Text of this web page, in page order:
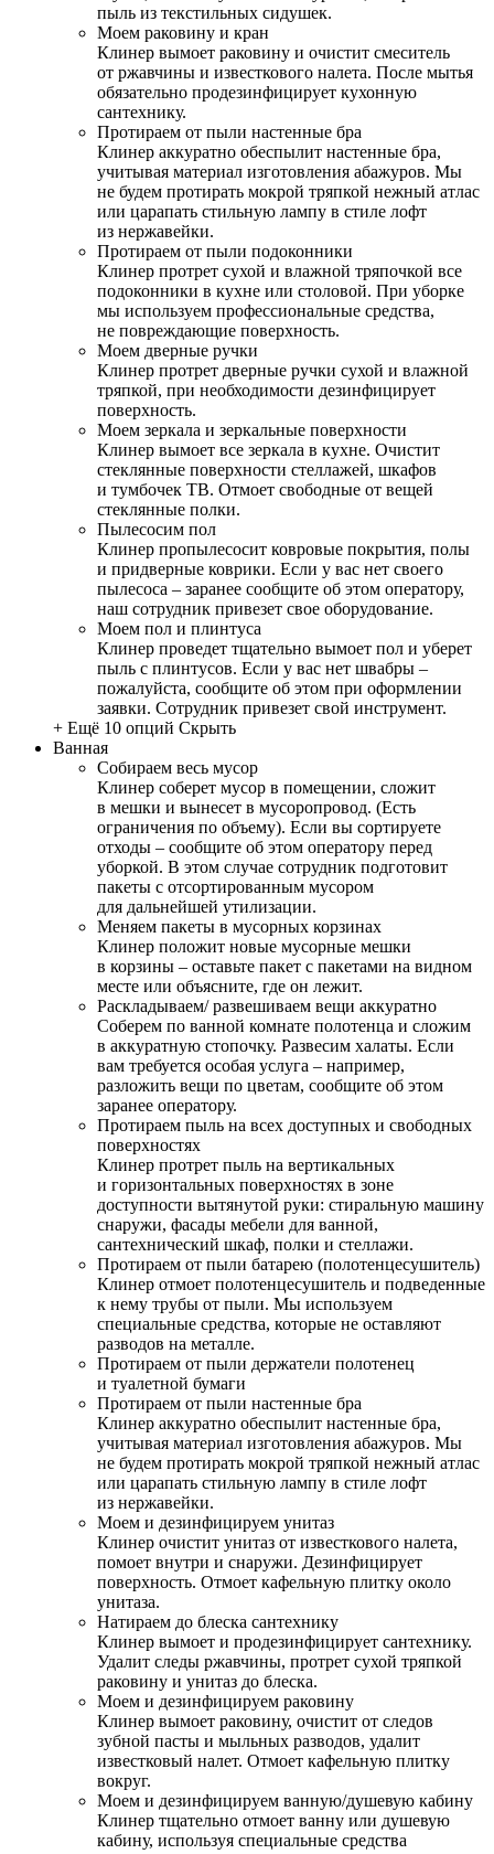
пыль из текстильных сидушек.
Моем раковину и кран
Клинер вымоет раковину и очистит смеситель
от ржавчины и известкового налета. После мытья
обязательно продезинфицирует кухонную
сантехнику.
Протираем от пыли настенные бра
Клинер аккуратно обеспылит настенные бра,
учитывая материал изготовления абажуров. Мы
не будем протирать мокрой тряпкой нежный атлас
или царапать стильную лампу в стиле лофт
из нержавейки.
Протираем от пыли подоконники
Клинер протрет сухой и влажной тряпочкой все
подоконники в кухне или столовой. При уборке
мы используем профессиональные средства,
не повреждающие поверхность.
Моем дверные ручки
Клинер протрет дверные ручки сухой и влажной
тряпкой, при необходимости дезинфицирует
поверхность.
Моем зеркала и зеркальные поверхности
Клинер вымоет все зеркала в кухне. Очистит
стеклянные поверхности стеллажей, шкафов
и тумбочек ТВ. Отмоет свободные от вещей
стеклянные полки.
Пылесосим пол
Клинер пропылесосит ковровые покрытия, полы
и придверные коврики. Если у вас нет своего
пылесоса – заранее сообщите об этом оператору,
наш сотрудник привезет свое оборудование.
Моем пол и плинтуса
Клинер проведет тщательно вымоет пол и уберет
пыль с плинтусов. Если у вас нет швабры –
пожалуйста, сообщите об этом при оформлении
заявки. Сотрудник привезет свой инструмент.
+ Ещё 10 опций Скрыть
Ванная
Собираем весь мусор
Клинер соберет мусор в помещении, сложит
в мешки и вынесет в мусоропровод. (Есть
ограничения по объему). Если вы сортируете
отходы – сообщите об этом оператору перед
уборкой. В этом случае сотрудник подготовит
пакеты с отсортированным мусором
для дальнейшей утилизации.
Меняем пакеты в мусорных корзинах
Клинер положит новые мусорные мешки
в корзины – оставьте пакет с пакетами на видном
месте или объясните, где он лежит.
Раскладываем/ развешиваем вещи аккуратно
Соберем по ванной комнате полотенца и сложим
в аккуратную стопочку. Развесим халаты. Если
вам требуется особая услуга – например,
разложить вещи по цветам, сообщите об этом
заранее оператору.
Протираем пыль на всех доступных и свободных
поверхностях
Клинер протрет пыль на вертикальных
и горизонтальных поверхностях в зоне
доступности вытянутой руки: стиральную машину
снаружи, фасады мебели для ванной,
сантехнический шкаф, полки и стеллажи.
Протираем от пыли батарею (полотенцесушитель)
Клинер отмоет полотенцесушитель и подведенные
к нему трубы от пыли. Мы используем
специальные средства, которые не оставляют
разводов на металле.
Протираем от пыли держатели полотенец
и туалетной бумаги
Протираем от пыли настенные бра
Клинер аккуратно обеспылит настенные бра,
учитывая материал изготовления абажуров. Мы
не будем протирать мокрой тряпкой нежный атлас
или царапать стильную лампу в стиле лофт
из нержавейки.
Моем и дезинфицируем унитаз
Клинер очистит унитаз от известкового налета,
помоет внутри и снаружи. Дезинфицирует
поверхность. Отмоет кафельную плитку около
унитаза.
Натираем до блеска сантехнику
Клинер вымоет и продезинфицирует сантехнику.
Удалит следы ржавчины, протрет сухой тряпкой
раковину и унитаз до блеска.
Моем и дезинфицируем раковину
Клинер вымоет раковину, очистит от следов
зубной пасты и мыльных разводов, удалит
известковый налет. Отмоет кафельную плитку
вокруг.
Моем и дезинфицируем ванную/душевую кабину
Клинер тщательно отмоет ванну или душевую
кабину, используя специальные средства